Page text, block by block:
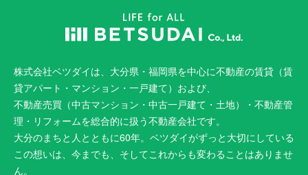
株式会社ベツダイは、大分県・福岡県を中心に不動産の賃貸（賃
貸アパート・マンション・一戸建て）および、
不動産売買（中古マンション・中古一戸建て・土地）・不動産管
理・リフォームを総合的に扱う不動産会社です。
大分のまちと人とともに60年。ベツダイがずっと大切にしている
この想いは、今までも、そしてこれからも変わることはありませ
ん。